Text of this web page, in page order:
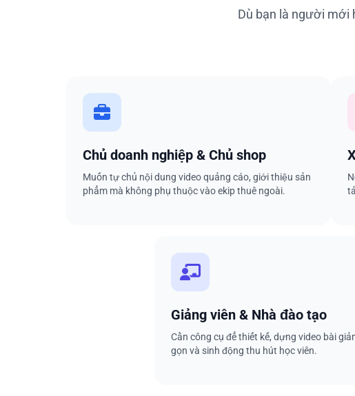
Dù bạn là người mới
Chủ doanh nghiệp & Chủ shop
Muốn tự chủ nội dung video quảng cáo, giới thiệu sản
phẩm mà không phụ thuộc vào ekip thuê ngoài.
Giảng viên & Nhà đào tạo
Cần công cụ để thiết kế, dựng video bài
gọn và sinh động thu hút học viên.